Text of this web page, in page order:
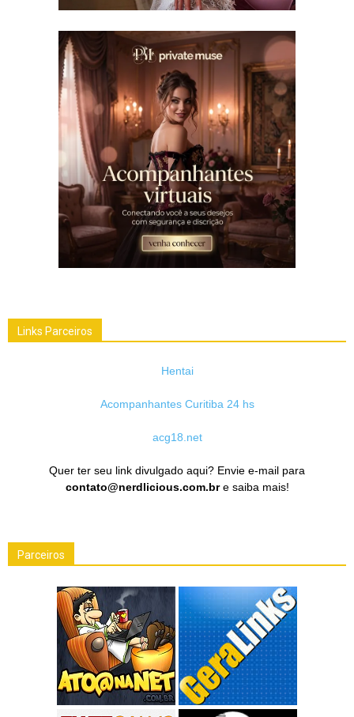
Links Parceiros
Hentai
Acompanhantes Curitiba 24 hs
acg18.net
Quer ter seu link divulgado aqui? Envie e-mail para
contato@nerdlicious.com.bre saiba mais!
Parceiros